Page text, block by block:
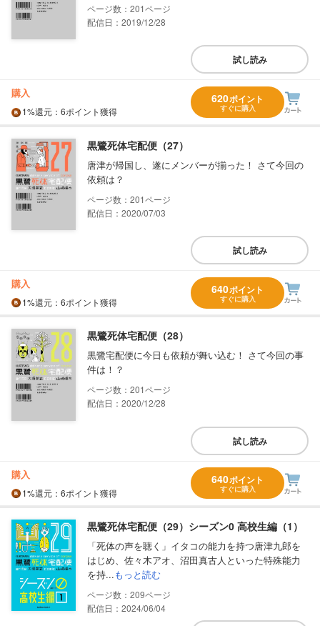
201
配信日：2019/12/28
試し読み
購入
1%還元 ：6ポイント獲得
620ポイント
すぐに購入
黒鷺死体宅配便（27）
唐津が帰国し、遂にメンバーが揃った！ さて今回の
依頼は？
201
配信日：2020/07/03
試し読み
購入
1%還元 ：6ポイント獲得
640ポイント
すぐに購入
黒鷺死体宅配便（28）
黒鷺宅配便に今日も依頼が舞い込む！ さて今回の事
件は！？
201
配信日：2020/12/28
試し読み
購入
1%還元 ：6ポイント獲得
640ポイント
すぐに購入
黒鷺死体宅配便（29）シーズン0 高校生編（1）
「死体の声を聴く」イタコの能力を持つ唐津九郎を
はじめ、佐々木アオ、沼田真古人といった特殊能力
を持...もっと読む
209
配信日：2024/06/04